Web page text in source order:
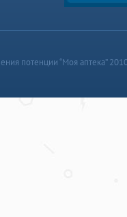
потенции “Моя аптека”